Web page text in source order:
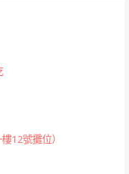
12號攤位）